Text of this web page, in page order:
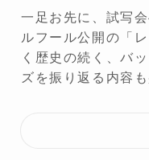
一足お先に、試写
ルフール公開の
く歴史の続く、バ
ズを振り返る内容